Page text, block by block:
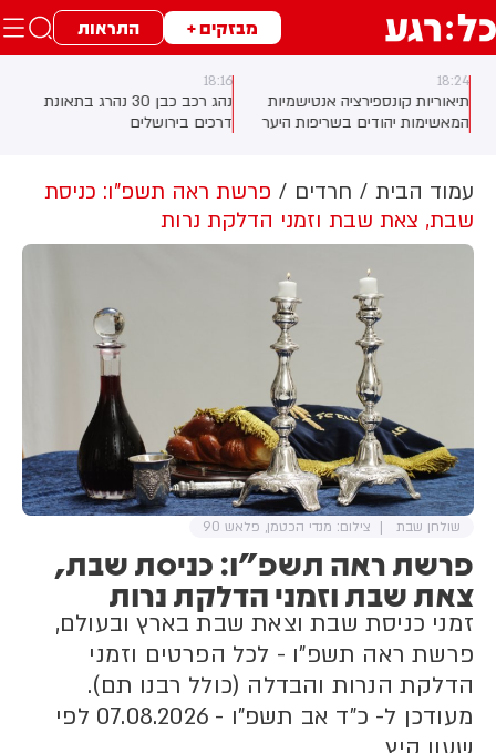
מבזקים + התראות
18:24
תיאוריות קונספירציה אנטישמיות
המאשימות יהודים בשריפות היער
מניתוח חדש של CyberWell, ארגון
המנטר אנטישמיות ברשת. הדו"ח
מצא כי פוסטים זהים ב-X שותפו
בצרפתית, אנגלית וספרדית, בטענה
שיהודים הם שהציתו במכוון את
השריפות בצרפת, ספרד ונורבגיה
בטרה להרוויח פוליטית או כלכלית
18:16
נהג רכב כבן 30 נהרג בתאונת
דרכים בירושלים
עמוד הבית חרדים
פרשת ראה תשפ"ו: כניסת
שבת, צאת שבת וזמני הדלקת נרות
פרשת ראה תשפ"ו: כניסת שבת,
צאת שבת וזמני הדלקת נרות
זמני כניסת שבת וצאת שבת בארץ ובעולם,
פרשת ראה תשפ"ו - לכל הפרטים וזמני
הדלקת הנרות והבדלה (כולל רבנו תם).
מעודכן ל- כ"ד אב תשפ"ו - 07.08.2026 לפי
שולחן שבת צילום: מנדי הכטמן, פלאש 90